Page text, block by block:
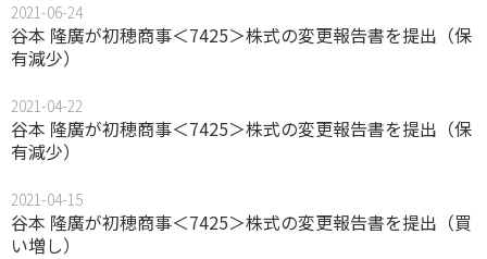
2021-06-24
谷本 隆廣が初穂商事＜7425＞株式の変更報告書を提出（保
有減少）
2021-04-22
谷本 隆廣が初穂商事＜7425＞株式の変更報告書を提出（保
有減少）
2021-04-15
谷本 隆廣が初穂商事＜7425＞株式の変更報告書を提出（買
い増し）